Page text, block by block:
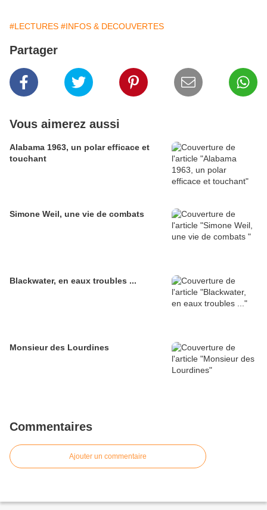
#LECTURES #INFOS & DECOUVERTES
Partager
Vous aimerez aussi
Alabama 1963, un polar efficace et
touchant
Simone Weil, une vie de combats
Blackwater, en eaux troubles ...
Monsieur des Lourdines
Commentaires
Ajouter un commentaire